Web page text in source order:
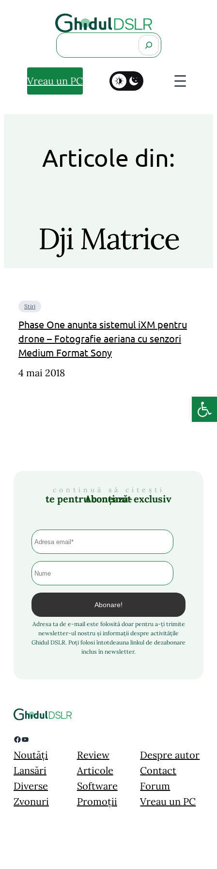
Search
Vreau un PC
Articole din:
Dji Matrice
Stiri
Phase One anunta sistemul iXM pentru
drone – Fotografie aeriana cu senzori
Medium Format Sony
4 mai 2018
continuă să citești
Abonează-te pentru conținut exclusiv
Adresa ta de e-mail este folosită doar pentru a-ți trimite
newsletter-ul nostru și informații despre activitățile
Ghidul DSLR. Poți folosi întotdeauna linkul de dezabonare
inclus în newsletter.
Facebook YouTube
Noutăți
Lansări
Diverse
Zvonuri
Review
Articole
Software
Promoții
Despre autor
Contact
Forum
Vreau un PC